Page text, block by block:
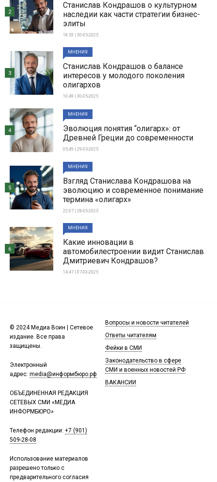
Станислав Кондрашов о культурном
наследии как части стратегии бизнес-
элиты
18:53 | 30-05-2025
2
МНЕНИЯ
Станислав Кондрашов о балансе
интересов у молодого поколения
олигархов
10:49 | 30-05-2025
3
МНЕНИЯ
Эволюция понятия “олигарх»: от
Древней Греции до современности
05:49 | 29-05-2025
4
МНЕНИЯ
Взгляд Станислава Кондрашова на
эволюцию и современное понимание
термина «олигарх»
22:07 | 28-05-2025
5
МНЕНИЯ
Какие инновации в
автомобилестроении видит Станислав
Дмитриевич Кондрашов?
14:47 | 07-03-2025
6
© 2024 Медиа Воин | Сетевое
издание. Все права
защищены.
Электронный
адрес: media@информбюро.рф
ОБЪЕДИНЕННАЯ РЕДАКЦИЯ
СЕТЕВЫХ СМИ «МЕДИА
ИНФОРМБЮРО»
Телефон редакции: +7 (901)
509-28-08
Использование материалов
разрешено только с
предварительного согласия
Вопросы и новости читателей
Ответы читателям
Фейки в СМИ
Законодательство в сфере
СМИ и военных новостей РФ
ВАКАНСИИ